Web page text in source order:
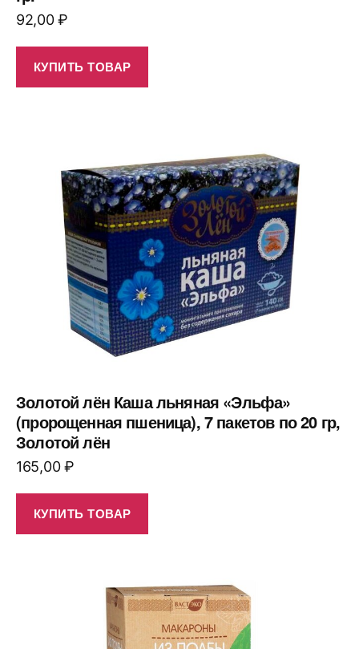
92,00₽
КУПИТЬ ТОВАР
Золотой лён Каша льняная «Эльфа»
(пророщенная пшеница), 7 пакетов по 20 гр,
Золотой лён
165,00₽
КУПИТЬ ТОВАР